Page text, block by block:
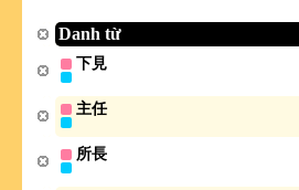
Danh từ
下見
主任
所長